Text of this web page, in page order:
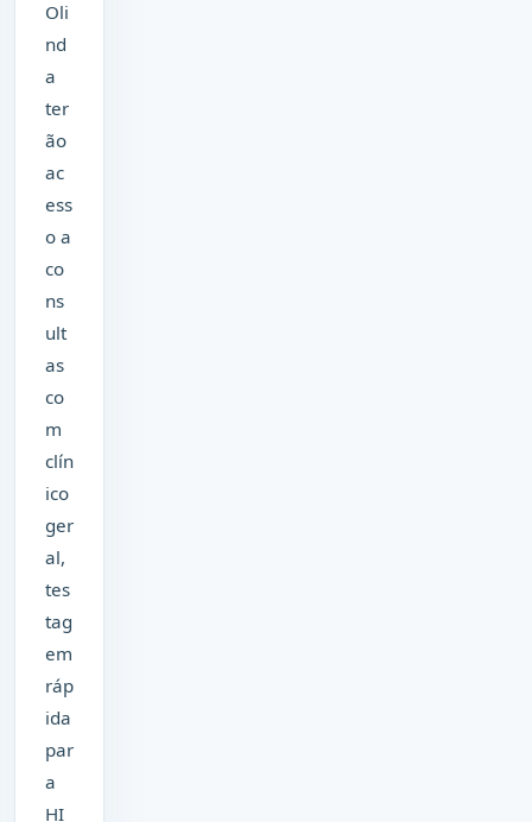
Oli
nd
a
ter
ão
ac
ess
o a
co
ns
ult
as
co
m
clín
ico
ger
al,
tes
tag
em
ráp
ida
par
a
HI